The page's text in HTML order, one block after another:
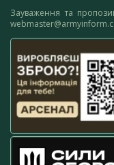
Зауваження та